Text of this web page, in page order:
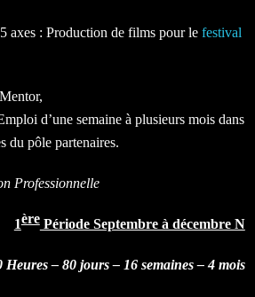
axes : Production de films pour lefestival
d’une semaine à plusieurs mois dans
du pôle partenaires.
Professionnelle
1èrePériode Septembre à décembre N
Heures– 80 jours – 16 semaines – 4 mois